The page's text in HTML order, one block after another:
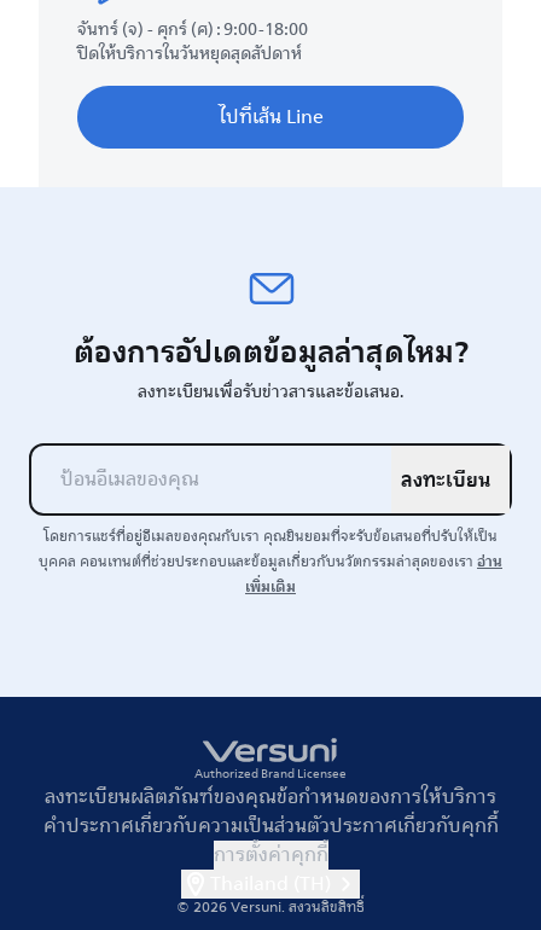
จันทร์ (จ) - ศุกร์ (ศ) : 9:00-18:00
ปิดให้บริการในวันหยุดสุดสัปดาห์
ไปที่เส้น Line
ต้องการอัปเดตข้อมูลล่าสุดไหม?
ลงทะเบียนเพื่อรับข่าวสารและข้อเสนอ.
ลงทะเบียน
โดยการแชร์ที่อยู่อีเมลของคุณกับเรา คุณยินยอมที่จะรับข้อเสนอที่ปรับให้เป็น
บุคคล คอนเทนต์ที่ช่วยประกอบและข้อมูลเกี่ยวกับนวัตกรรมล่าสุดของเราอ่าน
เพิ่มเติม
Authorized Brand Licensee
ลงทะเบียนผลิตภัณฑ์ของคุณข้อกำหนดของการให้บริการ
คำประกาศเกี่ยวกับความเป็นส่วนตัวประกาศเกี่ยวกับคุกกี้
การตั้งค่าคุกกี้
© 2026 Versuni.สงวนลิขสิทธิ์